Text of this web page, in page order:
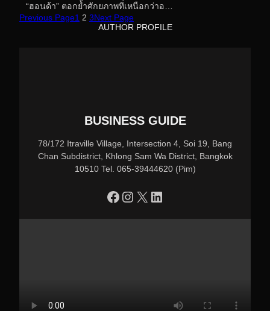
“ฮอนด้า” ตอกย้ำศักยภาพที่เหนือกว่าอ…
Previous Page1 2 3Next Page
AUTHOR PROFILE
BUSINESS GUIDE
78/172 Itraville Village, Intersection 4, Soi 19, Bang
Chan Subdistrict, Khlong Sam Wa District, Bangkok
10510 Tel. 065-39444620 (Pim)
https://www.facebook.com/profile.php?id=100090086432719 Instagram X LinkedIn